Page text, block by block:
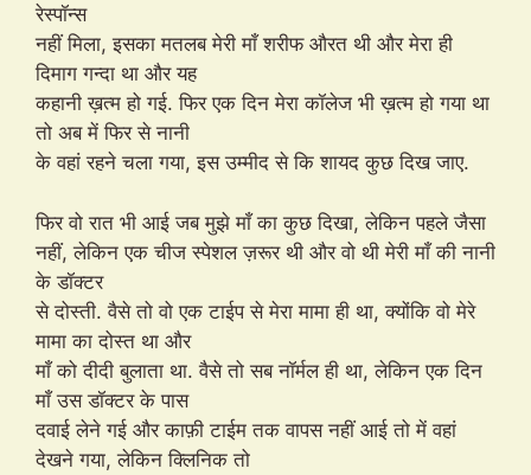
रेस्पॉन्स
नहीं मिला, इसका मतलब मेरी माँ शरीफ औरत थी और मेरा ही
दिमाग गन्दा था और यह
कहानी ख़त्म हो गई. फिर एक दिन मेरा कॉलेज भी ख़त्म हो गया था
तो अब में फिर से नानी
के वहां रहने चला गया, इस उम्मीद से कि शायद कुछ दिख जाए.
फिर वो रात भी आई जब मुझे माँ का कुछ दिखा, लेकिन पहले जैसा
नहीं, लेकिन एक चीज स्पेशल ज़रूर थी और वो थी मेरी माँ की नानी
के डॉक्टर
से दोस्ती. वैसे तो वो एक टाईप से मेरा मामा ही था, क्योंकि वो मेरे
मामा का दोस्त था और
माँ को दीदी बुलाता था. वैसे तो सब नॉर्मल ही था, लेकिन एक दिन
माँ उस डॉक्टर के पास
दवाई लेने गई और काफ़ी टाईम तक वापस नहीं आई तो में वहां
देखने गया, लेकिन क्लिनिक तो